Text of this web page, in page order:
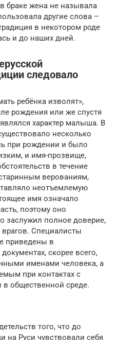
браке жена не называла
другие слова –
в некотором роде
и до наших дней.
следовало
ребёнка изволят»,
рождения или же спустя
характер малыша. В
несколько
при рождении и было
и имя-прозвище,
в течение
верованиям,
неотъемлемую
имя означало
поэтому оно
заслужил полное доверие,
Специалисты
приведены в
скорее всего,
именами человека, а
при контактах с
общественной среде.
того, что до
на Руси чувствовали себя